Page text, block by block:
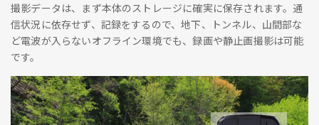
撮影データは、まず本体のストレージに確実に保存されます。通
信状況に依存せず、記録をするので、地下、トンネル、山間部な
ど電波が入らないオフライン環境でも、録画や静止画撮影は可能
です。